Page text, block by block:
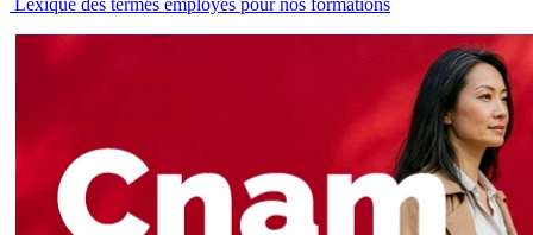
Lexique des termes employés pour nos formations